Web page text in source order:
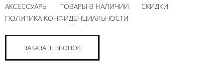
АКСЕССУАРЫ
ТОВАРЫ В НАЛИЧИИ
СКИДКИ
ПОЛИТИКА КОНФИДЕНЦИАЛЬНОСТИ
ЗАКАЗАТЬ ЗВОНОК